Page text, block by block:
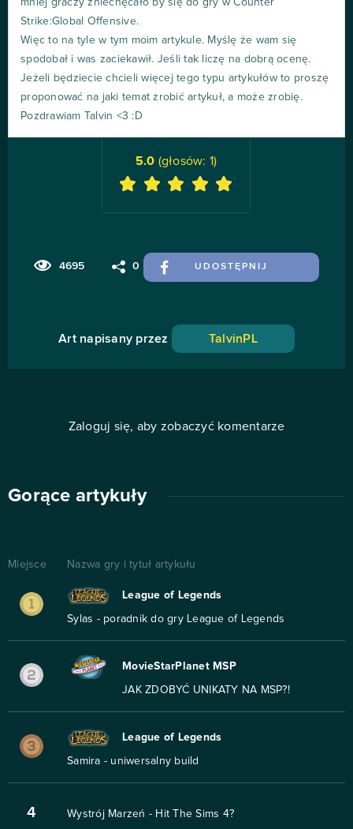
mniej graczy zniechęcało by się do gry w Counter
Strike:Global Offensive.
Więc to na tyle w tym moim artykule. Myślę że wam się
spodobał i was zaciekawił. Jeśli tak liczę na dobrą ocenę.
Jeżeli będziecie chcieli więcej tego typu artykułów to proszę
proponować na jaki temat zrobić artykuł, a może zrobię.
Pozdrawiam Talvin <3 :D
4695 0 UDOSTĘPNIJ
5.0 (głosów: 1)
Art napisany przez TalvinPL
Zaloguj się, aby zobaczyć komentarze
Gorące artykuły
Miejsce Nazwa gry i tytuł artykułu
League of Legends
Sylas - poradnik do gry League of Legends
MovieStarPlanet MSP
JAK ZDOBYĆ UNIKATY NA MSP?!
League of Legends
Samira - uniwersalny build
4 Wystrój Marzeń - Hit The Sims 4?